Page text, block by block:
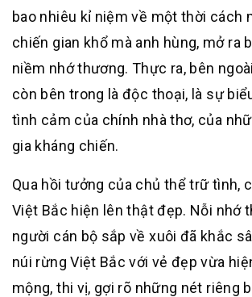
bao nhiêu kỉ niệm về một thời cách
chiến gian khổ mà anh hùng, mở ra
niềm nhớ thương. Thực ra, bên
còn bên trong là độc thoại, là sự
tình cảm của chính nhà thơ, của
gia kháng chiến.
Qua hồi tưởng của chủ thể trữ tình,
Việt Bắc hiện lên thật đẹp. Nỗi nhớ
người cán bộ sắp về xuôi đã khắc
núi rừng Việt Bắc với vẻ đẹp vừa
mộng, thi vị, gợi rõ những nét riêng